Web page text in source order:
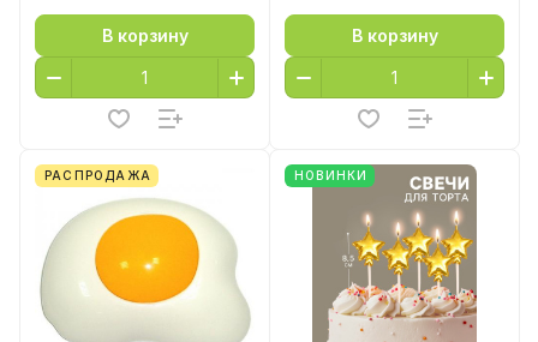
В корзину В корзину
РАСПРОДАЖА НОВИНКИ